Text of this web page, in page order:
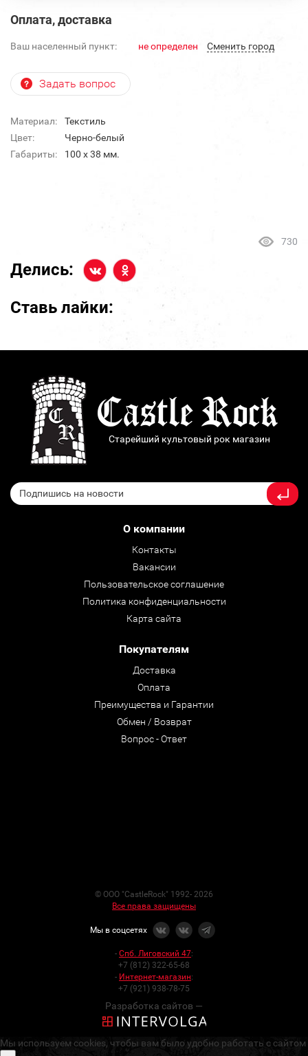
Оплата, доставка
Ваш населенный пункт: не определен Cменить город
Задать вопрос
Материал:
Текстиль
Цвет:
Черно-белый
Габариты:
100 х 38 мм.
730
Делись:
Ставь лайки:
Старейший культовый рок магазин
О компании
Контакты
Вакансии
Пользовательское соглашение
Политика конфиденциальности
Карта сайта
Покупателям
Доставка
Оплата
Преимущества и Гарантии
Обмен / Возврат
Вопрос - Ответ
© ООО "CastleRock" 1992- 2026
Все права защищены
Мы в соцсетях
- Спб. Лиговский 47:
+7 (812) 322-65-68
- Интернет-магазин:
+7 (921) 938-78-75
Разработка сайтов —
Мы используем cookies, чтобы вам было удобно работать с сайтом